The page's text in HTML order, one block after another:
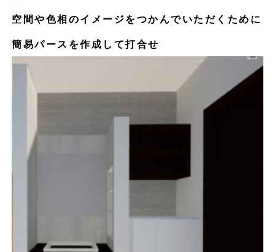
空間や色相のイメージをつかんでいただくために
簡易パースを作成して打合せ